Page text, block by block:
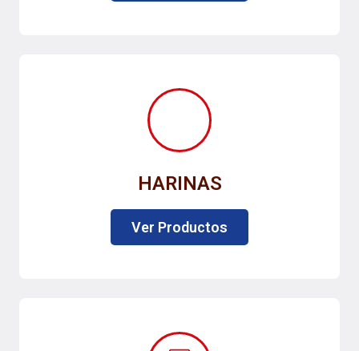
HARINAS
Ver Productos